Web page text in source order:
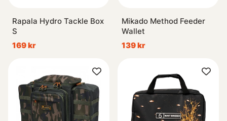
Rapala Hydro Tackle Box
S
169 kr
Mikado Method Feeder
Wallet
139 kr